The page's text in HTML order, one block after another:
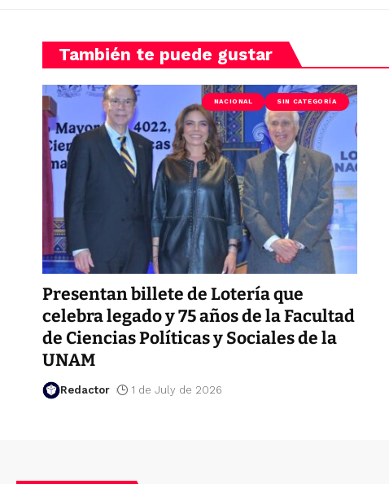
También te puede gustar
NACIONAL SIN CATEGORÍA
Presentan billete de Lotería que
celebra legado y 75 años de la Facultad
de Ciencias Políticas y Sociales de la
UNAM
Redactor 1 de July de 2026